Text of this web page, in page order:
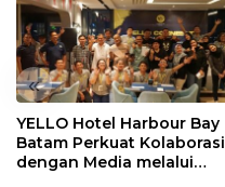
«
YELLO Hotel Harbour Bay
Batam Perkuat Kolaborasi
dengan Media melalui